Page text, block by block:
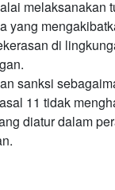
melaksanakan
yang
di
sanksi
11 tidak
diatur dalam